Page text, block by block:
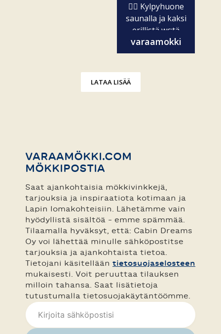
🧖‍♀️ Kylpyhuone
saunalla ja kaksi
erillistä wc:tä
✨...
varaamokki
LATAA LISÄÄ
VARAAMÖKKI.COM
MÖKKIPOSTIA
Saat ajankohtaisia mökkivinkkejä,
tarjouksia ja inspiraatiota kotimaan ja
Lapin lomakohteisiin. Lähetämme vain
hyödyllistä sisältöä – emme spämmää.
Tilaamalla hyväksyt, että: Cabin Dreams
Oy voi lähettää minulle sähköpostitse
tarjouksia ja ajankohtaista tietoa.
Tietojani käsitellään tietosuojaselosteen
mukaisesti. Voit peruuttaa tilauksen
milloin tahansa. Saat lisätietoja
tutustumalla tietosuojakäytäntöömme.